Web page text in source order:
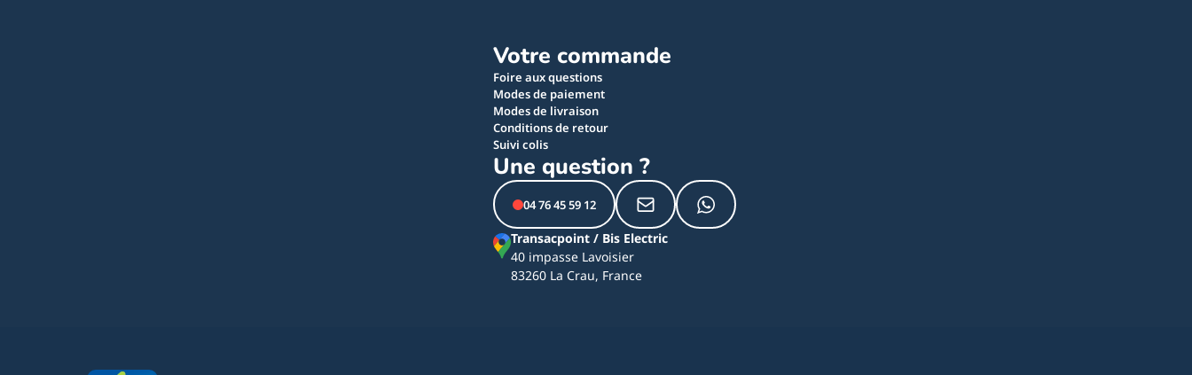
Votre commande
Foire aux questions
Modes de paiement
Modes de livraison
Conditions de retour
Suivi colis
Une question ?
04 76 45 59 12
Transacpoint / Bis Electric
40 impasse Lavoisier
83260 La Crau, France